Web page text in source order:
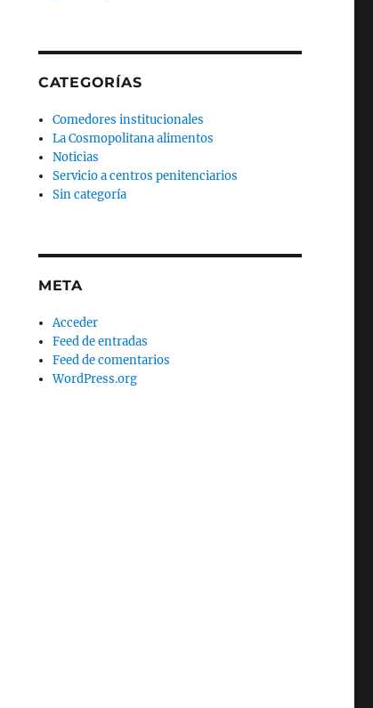
CATEGORÍAS
Comedores institucionales
La Cosmopolitana alimentos
Noticias
Servicio a centros penitenciarios
Sin categoría
META
Acceder
Feed de entradas
Feed de comentarios
WordPress.org